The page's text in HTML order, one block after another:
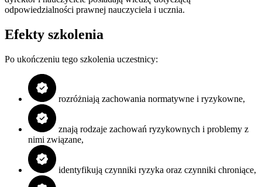
odpowiedzialności prawnej nauczyciela i ucznia.
Efekty szkolenia
Po ukończeniu tego szkolenia uczestnicy:
rozróżniają zachowania normatywne i ryzykowne,
znają rodzaje zachowań ryzykownych i problemy z
nimi związane,
identyfikują czynniki ryzyka oraz czynniki chroniące,